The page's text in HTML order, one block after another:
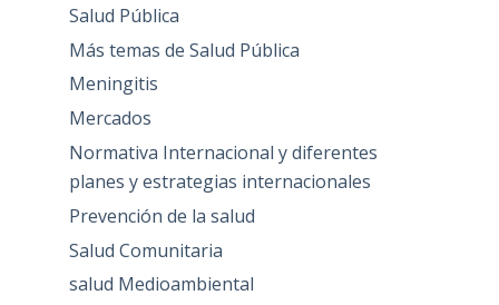
Salud Pública
Más temas de Salud Pública
Meningitis
Mercados
Normativa Internacional y diferentes
planes y estrategias internacionales
Prevención de la salud
Salud Comunitaria
salud Medioambiental